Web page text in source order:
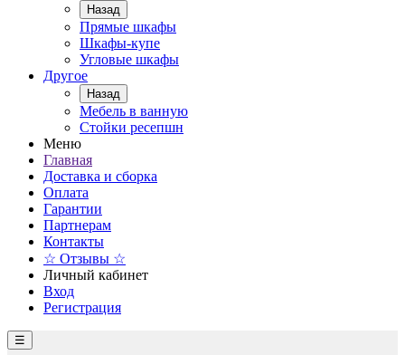
Назад
Прямые шкафы
Шкафы-купе
Угловые шкафы
Другое
Назад
Мебель в ванную
Стойки ресепшн
Меню
Главная
Доставка и сборка
Оплата
Гарантии
Партнерам
Контакты
☆ Отзывы ☆
Личный кабинет
Вход
Регистрация
☰